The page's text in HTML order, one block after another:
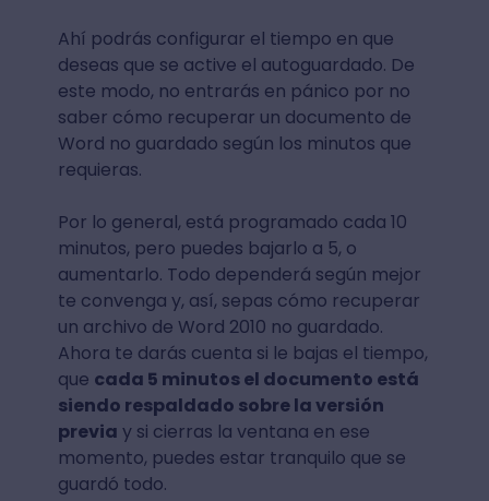
Ahí podrás configurar el tiempo en que
deseas que se active el autoguardado. De
este modo, no entrarás en pánico por no
saber cómo recuperar un documento de
Word no guardado según los minutos que
requieras.
Por lo general, está programado cada 10
minutos, pero puedes bajarlo a 5, o
aumentarlo. Todo dependerá según mejor
te convenga y, así, sepas cómo recuperar
un archivo de Word 2010 no guardado.
Ahora te darás cuenta si le bajas el tiempo,
que cada 5 minutos el documento está
siendo respaldado sobre la versión
previa y si cierras la ventana en ese
momento, puedes estar tranquilo que se
guardó todo.